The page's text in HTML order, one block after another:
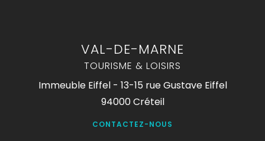
VAL-DE-MARNE
TOURISME & LOISIRS
Immeuble Eiffel - 13-15 rue Gustave Eiffel
94000 Créteil
CONTACTEZ-NOUS